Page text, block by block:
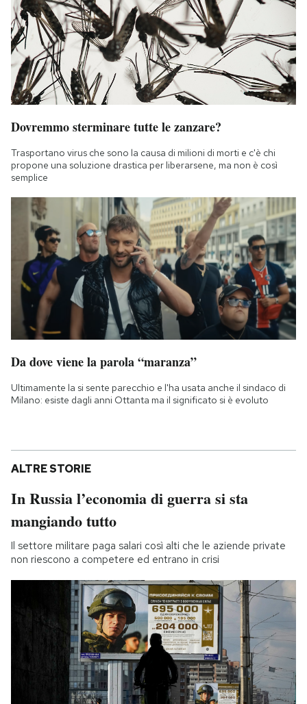
Dovremmo sterminare tutte le zanzare?
Trasportano virus che sono la causa di milioni di morti e c'è chi
propone una soluzione drastica per liberarsene, ma non è così
semplice
Da dove viene la parola “maranza”
Ultimamente la si sente parecchio e l'ha usata anche il sindaco di
Milano: esiste dagli anni Ottanta ma il significato si è evoluto
ALTRE STORIE
In Russia l’economia di guerra si sta
mangiando tutto
Il settore militare paga salari così alti che le aziende private
non riescono a competere ed entrano in crisi